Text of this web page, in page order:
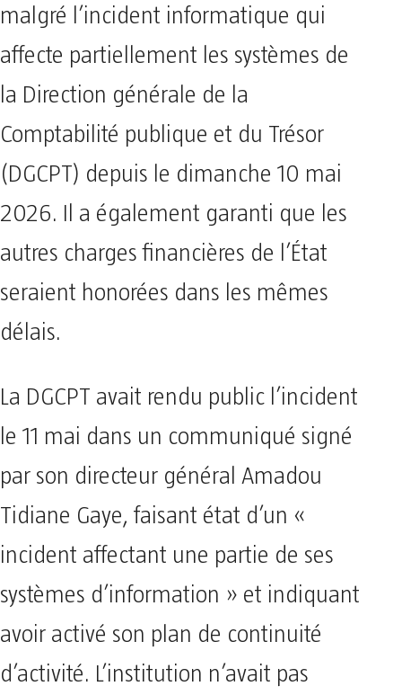
malgré l’incident informatique qui
affecte partiellement les systèmes de
la Direction générale de la
Comptabilité publique et du Trésor
(DGCPT) depuis le dimanche 10 mai
2026. Il a également garanti que les
autres charges financières de l’État
seraient honorées dans les mêmes
délais.
La DGCPT avait rendu public l’incident
le 11 mai dans un communiqué signé
par son directeur général Amadou
Tidiane Gaye, faisant état d’un «
incident affectant une partie de ses
systèmes d’information » et indiquant
avoir activé son plan de continuité
d’activité. L’institution n’avait pas